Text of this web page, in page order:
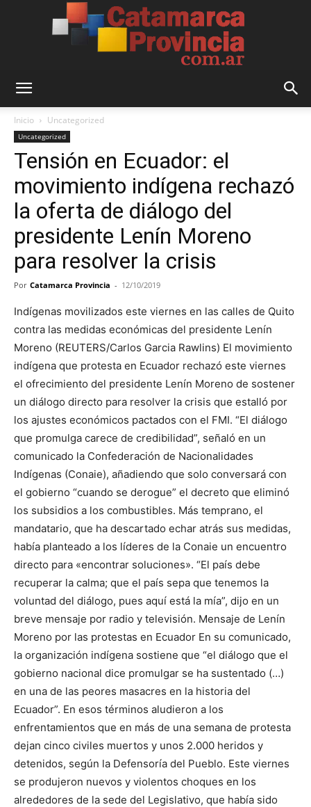
Provincia
Inicio Uncategorized
Uncategorized
Tensión en Ecuador: el
movimiento indígena rechazó
la oferta de diálogo del
presidente Lenín Moreno
para resolver la crisis
Por Catamarca Provincia - 12/10/2019
Indígenas movilizados este viernes en las calles de Quito
contra las medidas económicas del presidente Lenín
Moreno (REUTERS/Carlos Garcia Rawlins) El movimiento
indígena que protesta en Ecuador rechazó este viernes
el ofrecimiento del presidente Lenín Moreno de sostener
un diálogo directo para resolver la crisis que estalló por
los ajustes económicos pactados con el FMI. “El diálogo
que promulga carece de credibilidad”, señaló en un
comunicado la Confederación de Nacionalidades
Indígenas (Conaie), añadiendo que solo conversará con
el gobierno “cuando se derogue” el decreto que eliminó
los subsidios a los combustibles. Más temprano, el
mandatario, que ha descartado echar atrás sus medidas,
había planteado a los líderes de la Conaie un encuentro
directo para «encontrar soluciones». “El país debe
recuperar la calma; que el país sepa que tenemos la
voluntad del diálogo, pues aquí está la mía”, dijo en un
breve mensaje por radio y televisión. Mensaje de Lenín
Moreno por las protestas en Ecuador En su comunicado,
la organización indígena sostiene que “el diálogo que el
gobierno nacional dice promulgar se ha sustentado (…)
en una de las peores masacres en la historia del
Ecuador”. En esos términos aludieron a los
enfrentamientos que en más de una semana de protesta
dejan cinco civiles muertos y unos 2.000 heridos y
detenidos, según la Defensoría del Pueblo. Este viernes
se produjeron nuevos y violentos choques en los
alrededores de la sede del Legislativo, que había sido